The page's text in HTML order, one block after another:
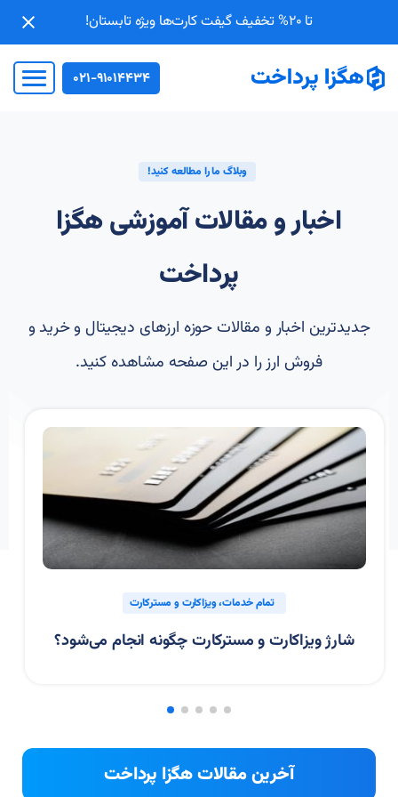
تا 20% تخفیف گیفت کارت‌ها ویژه تابستان!
021-91014434
وبلاگ ما را مطالعه کنید!
اخبار و مقالات آموزشی هگزا
پرداخت
جدیدترین اخبار و مقالات حوزه ارزهای دیجیتال و خرید و
فروش ارز را در این صفحه مشاهده کنید.
پی پال تمام خدمات
خرید اینترنتی با پی‌پال چگونه است؟
آخرین مقالات هگزا پرداخت